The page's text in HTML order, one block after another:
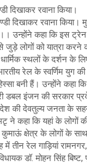
दिखाकर रवाना किया।
दिखाकर रवाना किया।
उन्होंने कहा कि इस
जुड़े लोगों को यात्रा
स्थलों के दर्शन के
रेल के स्वर्णिम युग
बनी हैं। उन्होंने कहा कि
डबल इंजन की सरकार
की देवतुल्य जनता के
कहा कि यहां के लोगों
क्षेत्र के लोगों के साथ
में तीन रेल गाड़ियां
डॉ. मोहन सिंह बिष्ट,